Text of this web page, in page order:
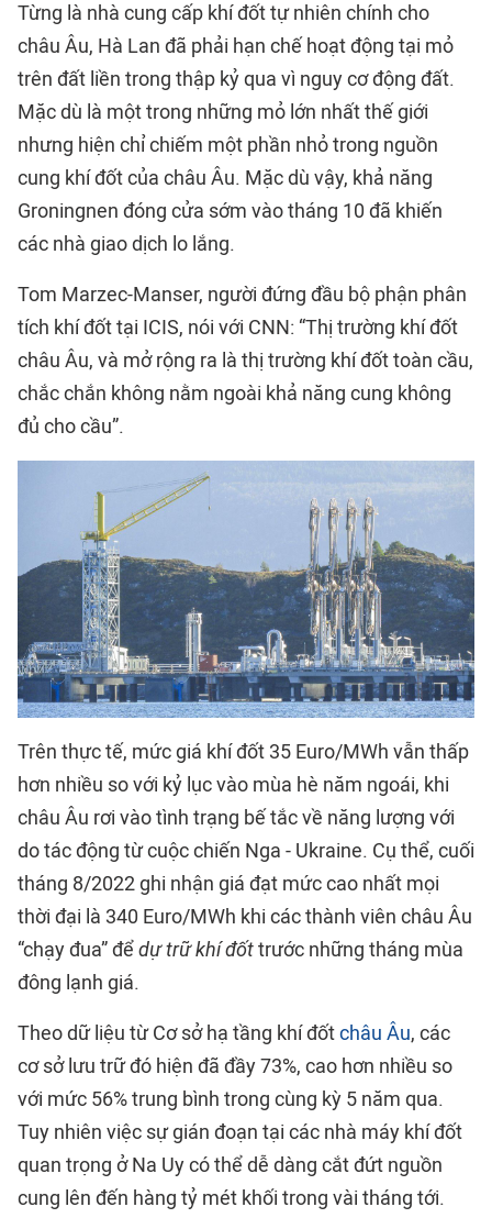
Từng là nhà cung cấp khí đốt tự nhiên chính cho
châu Âu, Hà Lan đã phải hạn chế hoạt động tại mỏ
trên đất liền trong thập kỷ qua vì nguy cơ động đất.
Mặc dù là một trong những mỏ lớn nhất thế giới
nhưng hiện chỉ chiếm một phần nhỏ trong nguồn
cung khí đốt của châu Âu. Mặc dù vậy, khả năng
Groningnen đóng cửa sớm vào tháng 10 đã khiến
các nhà giao dịch lo lắng.
Tom Marzec-Manser, người đứng đầu bộ phận phân
tích khí đốt tại ICIS, nói với CNN: “Thị trường khí đốt
châu Âu, và mở rộng ra là thị trường khí đốt toàn cầu,
chắc chắn không nằm ngoài khả năng cung không
đủ cho cầu”.
Trên thực tế, mức giá khí đốt 35 Euro/MWh vẫn thấp
hơn nhiều so với kỷ lục vào mùa hè năm ngoái, khi
châu Âu rơi vào tình trạng bế tắc về năng lượng với
do tác động từ cuộc chiến Nga - Ukraine. Cụ thể, cuối
tháng 8/2022 ghi nhận giá đạt mức cao nhất mọi
thời đại là 340 Euro/MWh khi các thành viên châu Âu
“chạy đua” đểdự trữ khí đốttrước những tháng mùa
đông lạnh giá.
Theo dữ liệu từ Cơ sở hạ tầng khí đốtchâu Âu, các
cơ sở lưu trữ đó hiện đã đầy 73%, cao hơn nhiều so
với mức 56% trung bình trong cùng kỳ 5 năm qua.
Tuy nhiên việc sự gián đoạn tại các nhà máy khí đốt
quan trọng ở Na Uy có thể dễ dàng cắt đứt nguồn
cung lên đến hàng tỷ mét khối trong vài tháng tới.